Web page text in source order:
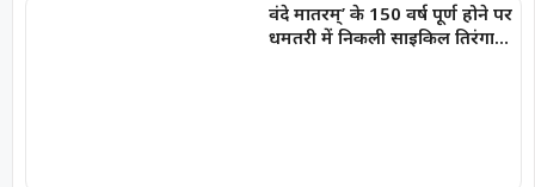
वंदे मातरम्’ के 150 वर्ष पूर्ण होने पर
धमतरी में निकली साइकिल तिरंगा